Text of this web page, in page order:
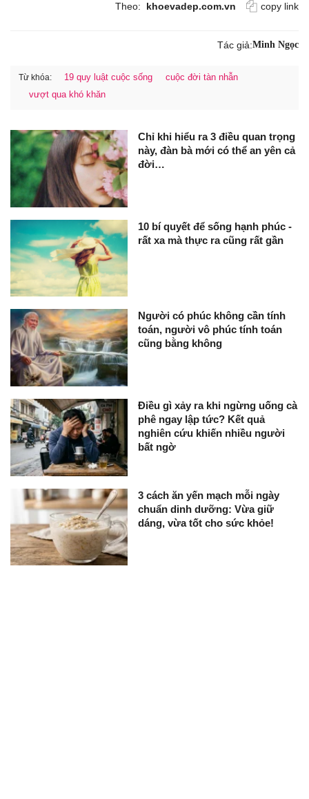
Theo: khoevadep.com.vn copy link
Tác giả:Minh Ngọc
Từ khóa: 19 quy luật cuộc sống
cuộc đời tàn nhẫn
vượt qua khó khăn
Chỉ khi hiểu ra 3 điều quan trọng
này, đàn bà mới có thể an yên cả
đời…
10 bí quyết để sống hạnh phúc -
rất xa mà thực ra cũng rất gần
Người có phúc không cần tính
toán, người vô phúc tính toán
cũng bằng không
Điều gì xảy ra khi ngừng uống cà
phê ngay lập tức? Kết quả
nghiên cứu khiến nhiều người
bất ngờ
3 cách ăn yến mạch mỗi ngày
chuẩn dinh dưỡng: Vừa giữ
dáng, vừa tốt cho sức khỏe!